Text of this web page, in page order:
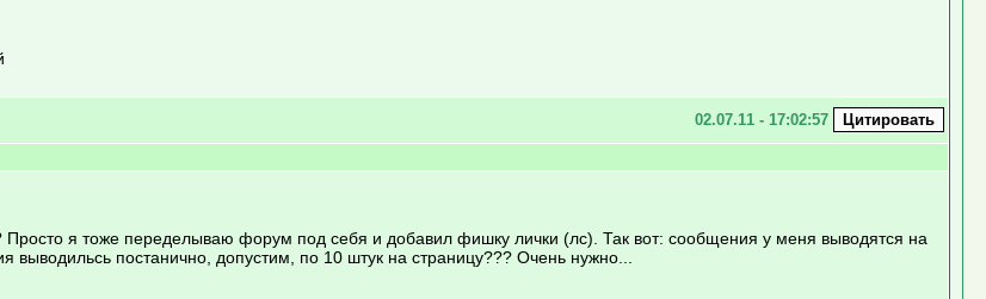
02.07.11 - 17:02:57
я тоже переделываю форум под себя и добавил фишку лички (лс). Так вот: сообщения у меня выводятся на
постанично, допустим, по 10 штук на страницу??? Очень нужно...